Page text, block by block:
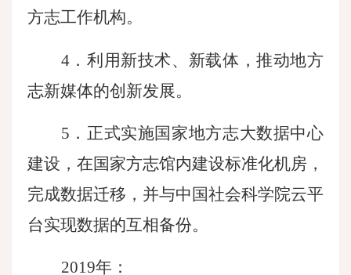
方志工作机构。
4．利用新技术、新载体，推动地方
志新媒体的创新发展。
5．正式实施国家地方志大数据中心
建设，在国家方志馆内建设标准化机房，
完成数据迁移，并与中国社会科学院云平
台实现数据的互相备份。
2019年：